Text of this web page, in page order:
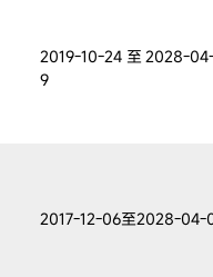
2019-10-24至2028-
9
2017-12-06至2028-04-